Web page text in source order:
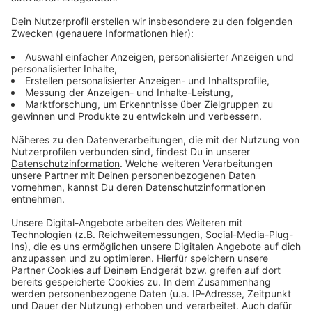
Anzeige
Die einen haben gefeiert, die anderen hätten gerne
etwas gefeiert und wieder andere haben sich selbst
entlassen, bevor es andere tun. Deutschland hat
gewählt - Friedrich Merz muss jetzt irgendwie eine
funktionierende Regierung auf die Beine stellen. Und
wenn wir doch eins aus den ganzen Schul- und
Kindergarten-Gruppen gelernt haben, organisieren geht
am besten mit einer WhatsApp-Gruppe.
Anzeige
Anzeige